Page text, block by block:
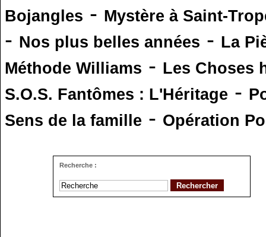
Bojangles - Mystère à Saint-
- Nos plus belles années - La
Méthode Williams - Les Choses
S.O.S. Fantômes : L'Héritage -
Sens de la famille - Opération
Recherche :